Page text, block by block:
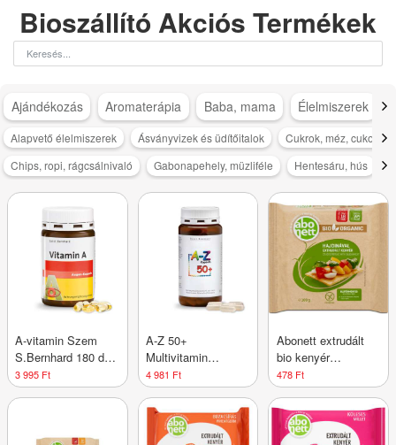
Bioszállító Akciós Termékek
Ajándékozás Aromaterápia Baba, mama Élelmiszerek
Alapvető élelmiszerek Ásványvizek és üdítőitalok
Cukrok, méz,
Chips, ropi, rágcsálnivaló
Gabonapehely, müzliféle Hentesáru, hús
A-vitamin Szem
S.Bernhard 180 db
kapszula #99
3 995 Ft
A-Z 50+
Multivitamin
S.Bernhard 150 db
kapszula #179
4 981 Ft
Abonett extrudált
bio kenyér
hajdinával
gluténmentes 100 g
478 Ft